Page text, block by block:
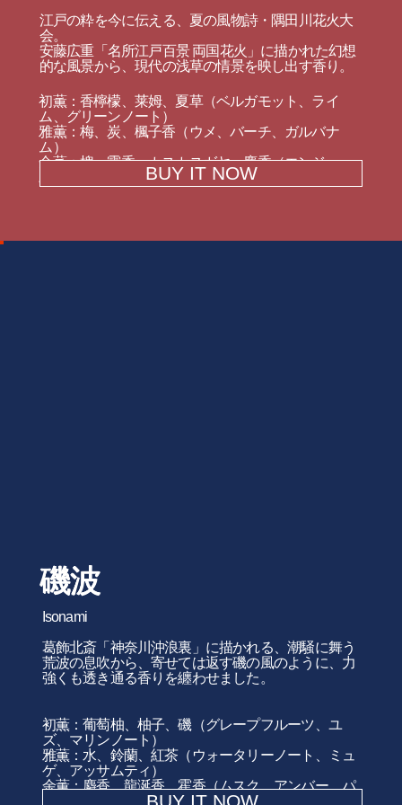
江戸の粋を今に伝える、夏の風物詩・隅田川花火大
会。
安藤広重「名所江戸百景 両国花火」に描かれた幻想
的な風景から、現代の浅草の情景を映し出す香り。
初薫：香檸檬、莱姆、夏草（ベルガモット、ライ
ム、グリーンノート）
雅薫：梅、炭、楓子香（ウメ、バーチ、ガルバナ
ム）
余薫：槐、霍香、カスカスガヤ、麝香（エンジュ、
パチュリ、ベチバー、ムスク）
BUY IT NOW
磯波
Isonami
葛飾北斎「神奈川沖浪裏」に描かれる、潮騒に舞う
荒波の息吹から、寄せては返す磯の風のように、力
強くも透き通る香りを纏わせました。
初薫：葡萄柚、柚子、磯（グレープフルーツ、ユ
ズ、マリンノート）
雅薫：水、鈴蘭、紅茶（ウォータリーノート、ミュ
ゲ、アッサムティ）
余薫：麝香、龍涎香、霍香（ムスク、アンバー、パ